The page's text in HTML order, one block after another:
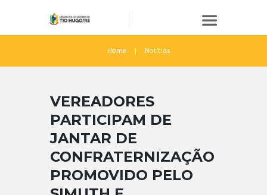
Home Notícias
VEREADORES
PARTICIPAM DE
JANTAR DE
CONFRATERNIZAÇÃO
PROMOVIDO PELO